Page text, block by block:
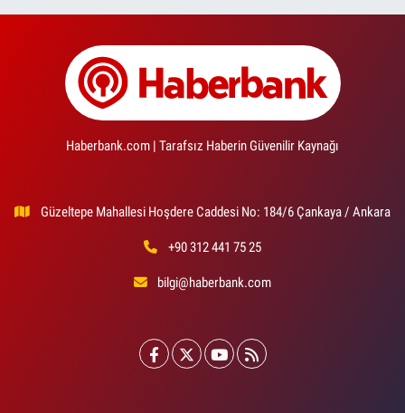
Haberbank.com | Tarafsız Haberin Güvenilir Kaynağı
Güzeltepe Mahallesi Hoşdere Caddesi No: 184/6 Çankaya / Ankara
+90 312 441 75 25
bilgi@haberbank.com